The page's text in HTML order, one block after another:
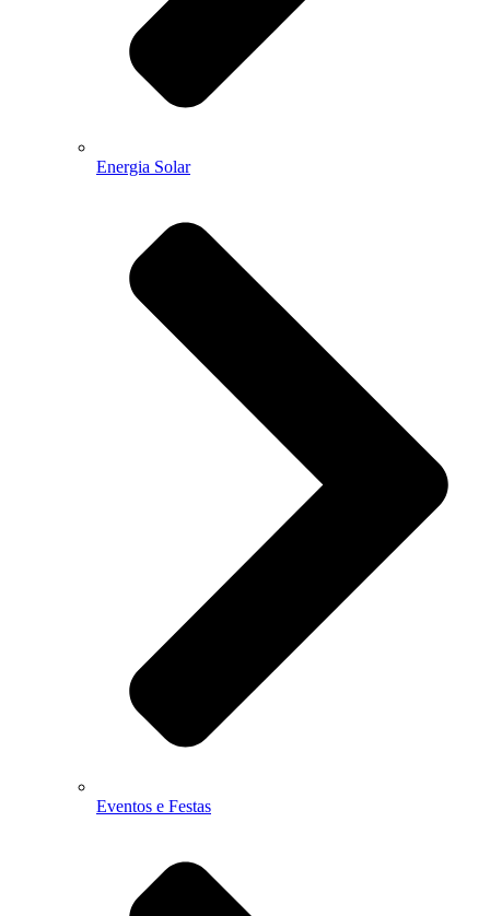
Energia Solar
Eventos e Festas